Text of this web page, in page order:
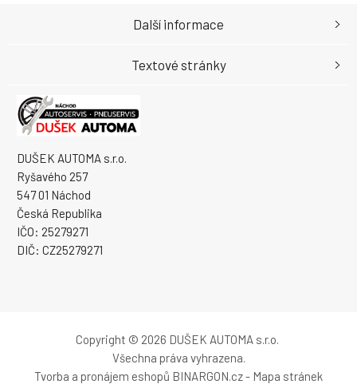
DUŠEK AUTOMA s.r.o.
Ryšavého 257
547 01 Náchod
Česká Republika
IČO: 25279271
DIČ: CZ25279271
Další informace
Textové stránky
Copyright © 2026 DUŠEK AUTOMA s.r.o.
Všechna práva vyhrazena.
Tvorba a pronájem eshopů BINARGON.cz- Mapa stránek